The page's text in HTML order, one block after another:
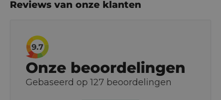
Reviews van onze klanten
9.7
Onze beoordelingen
Gebaseerd op 127 beoordelingen